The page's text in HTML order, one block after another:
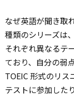
なぜ英語が聞き取
種類のシリーズは
それぞれ異なるテ
ており、自分の弱
TOEIC 形式のリス
テストに参加した